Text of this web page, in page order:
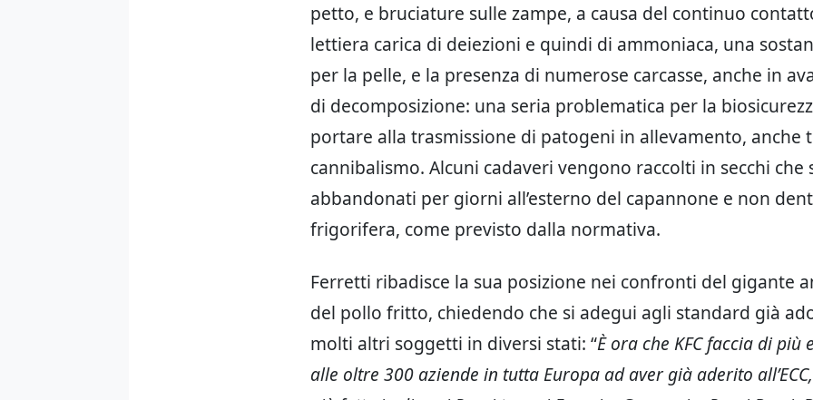
petto, e bruciature sulle zampe, a causa del continuo
lettiera carica di deiezioni e quindi di ammoniaca, una
per la pelle, e la presenza di numerose carcasse, anche in
di decomposizione: una seria problematica per la
portare alla trasmissione di patogeni in allevamento, anche
cannibalismo. Alcuni cadaveri vengono raccolti in secchi che
abbandonati per giorni all’esterno del capannone e non
frigorifera, come previsto dalla normativa.
Ferretti ribadisce la sua posizione nei confronti del gigante
del pollo fritto, chiedendo che si adegui agli standard già
molti altri soggetti in diversi stati: “È ora che KFC faccia di più
alle oltre 300 aziende in tutta Europa ad aver già aderito